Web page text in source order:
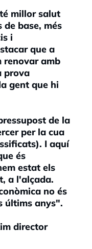
millor salut
de base, més
i
que a
renovar amb
prova
gent que hi
de la
per la cua
I aquí
és
estat els
a l'alçada.
no és
últims anys".
director